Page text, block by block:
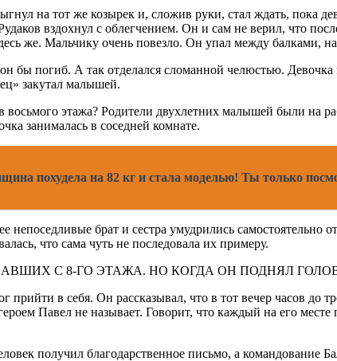
на тот же козырек и, сложив руки, стал ждать, пока
вздохнул с облегчением. Он и сам не верил, что
же. Мальчику очень повезло. Он упал между балками, на
бы погиб. А так отделался сломанной челюстью.
закутал малышей.
этажа? Родители двухлетних малышей были на
занималась в соседней комнате.
похудела на 82 кг и стала моделью! Ты только
брат и сестра умудрились самостоятельно
что сама чуть не последовала их примеру.
в себя. Он рассказывал, что в тот вечер часов до
Павел не называет. Говорит, что каждый на его
получил благодарственное письмо, а командование